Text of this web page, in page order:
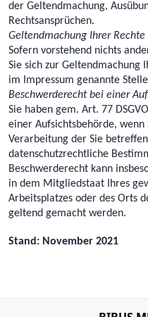
der Geltendmachung,
Rechtsansprüchen.
Geltendmachung Ihrer Rechte
Sofern vorstehend nichts
Sie sich zur
im Impressum genannte
Beschwerderecht bei einer
Sie haben gem. Art. 77
einer Aufsichtsbehörde, wenn
Verarbeitung der Sie
datenschutzrechtliche
Beschwerderecht kann
in dem Mitgliedstaat Ihres
Arbeitsplatzes oder des Orts
geltend gemacht werden.
Stand: November 2021